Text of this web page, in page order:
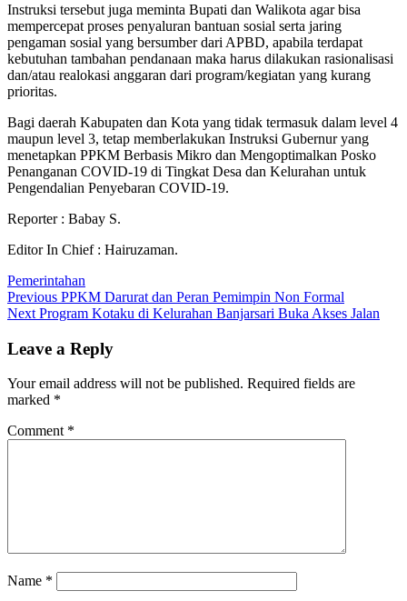
Instruksi tersebut juga meminta Bupati dan Walikota agar bisa
mempercepat proses penyaluran bantuan sosial serta jaring
pengaman sosial yang bersumber dari APBD, apabila terdapat
kebutuhan tambahan pendanaan maka harus dilakukan rasionalisasi
dan/atau realokasi anggaran dari program/kegiatan yang kurang
prioritas.
Bagi daerah Kabupaten dan Kota yang tidak termasuk dalam level 4
maupun level 3, tetap memberlakukan Instruksi Gubernur yang
menetapkan PPKM Berbasis Mikro dan Mengoptimalkan Posko
Penanganan COVID-19 di Tingkat Desa dan Kelurahan untuk
Pengendalian Penyebaran COVID-19.
Reporter : Babay S.
Editor In Chief : Hairuzaman.
Pemerintahan
Post
navigation
Previous Previous
post:
PPKM Darurat dan Peran Pemimpin Non Formal
Next Next
Program Kotaku di Kelurahan Banjarsari Buka Akses Jalan
Leave a Reply
Your email address will not be published. Required fields are
marked *
Comment *
Name *